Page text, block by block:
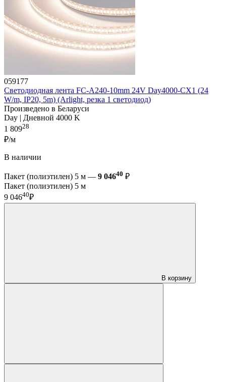
059177
Светодиодная лента FC-A240-10mm 24V Day4000-CX1 (24
W/m, IP20, 5m) (Arlight, резка 1 светодиод)
Произведено в Беларуси
Day | Дневной 4000 K
1 80928
₽/м
В наличии
Пакет (полиэтилен) 5 м — 9 04640 ₽
Пакет (полиэтилен) 5 м
9 04640₽
В корзину